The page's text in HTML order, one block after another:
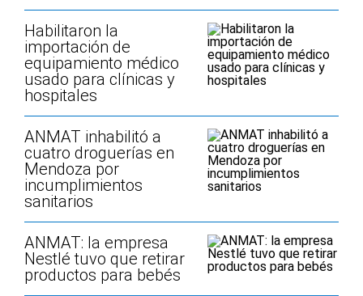
Habilitaron la
importación de
equipamiento médico
usado para clínicas y
hospitales
ANMAT inhabilitó a
cuatro droguerías en
Mendoza por
incumplimientos
sanitarios
ANMAT: la empresa
Nestlé tuvo que retirar
productos para bebés